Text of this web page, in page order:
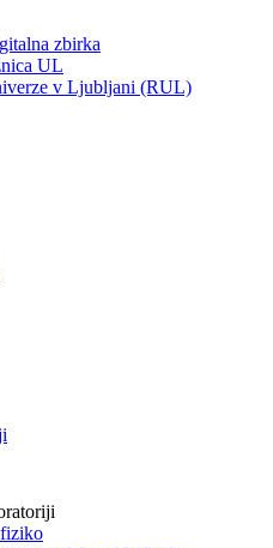
zbirka
UL
v Ljubljani (RUL)